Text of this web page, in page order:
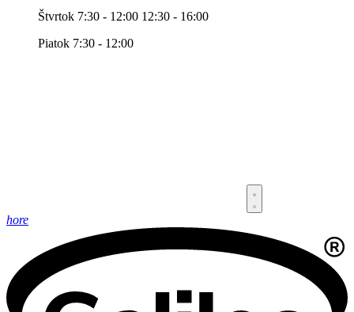
Štvrtok 7:30 - 12:00 12:30 - 16:00
Piatok 7:30 - 12:00
hore